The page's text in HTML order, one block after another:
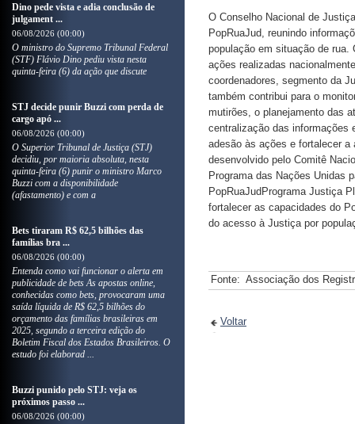
Dino pede vista e adia conclusão de
julgament ...
06/08/2026 (00:00)
O ministro do Supremo Tribunal Federal
(STF) Flávio Dino pediu vista nesta
quinta-feira (6) da ação que discute
STJ decide punir Buzzi com perda de
cargo apó ...
06/08/2026 (00:00)
O Superior Tribunal de Justiça (STJ)
decidiu, por maioria absoluta, nesta
quinta-feira (6) punir o ministro Marco
Buzzi com a disponibilidade
(afastamento) e com a
Bets tiraram R$ 62,5 bilhões das
famílias bra ...
06/08/2026 (00:00)
Entenda como vai funcionar o alerta em
publicidade de bets As apostas online,
conhecidas como bets, provocaram uma
saída líquida de R$ 62,5 bilhões do
orçamento das famílias brasileiras em
2025, segundo a terceira edição do
Boletim Fiscal dos Estados Brasileiros. O
estudo foi elaborad ...
Buzzi punido pelo STJ: veja os
próximos passo ...
06/08/2026 (00:00)
O Conselho Nacional de
PopRuaJud, reunindo
população em situação de
ações realizadas
coordenadores, segmento da
também contribui para o
mutirões, o planejamento das
centralização das informações
adesão às ações e fortalecer
desenvolvido pelo Comitê
Programa das Nações Unidas
PopRuaJudPrograma Justiça
fortalecer as capacidades do
do acesso à Justiça por
Fonte: Associação dos
Voltar